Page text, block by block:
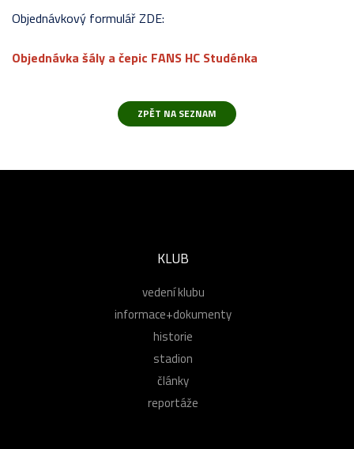
Objednávkový formulář ZDE:
Objednávka šály a čepic FANS HC Studénka
KLUB
vedení klubu
informace+dokumenty
historie
stadion
články
reportáže